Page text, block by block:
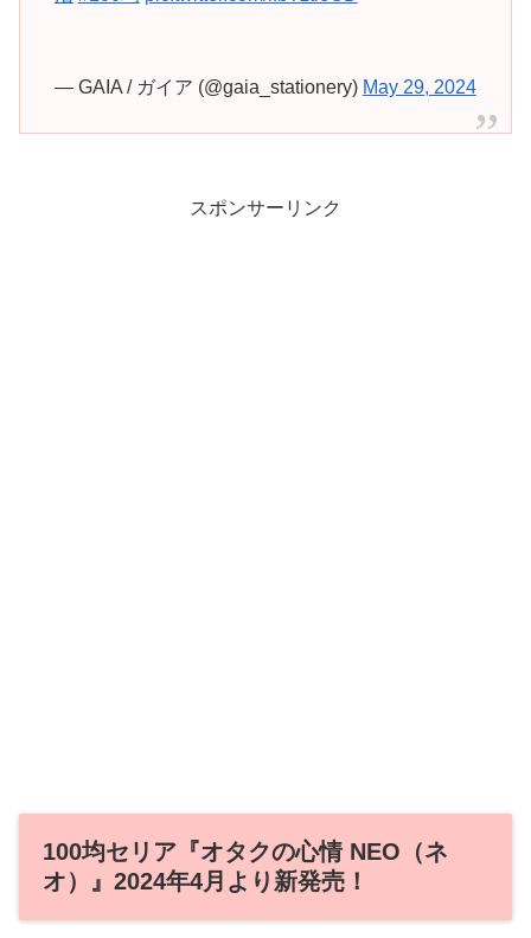
— GAIA / ガイア (@gaia_stationery) May 29, 2024
スポンサーリンク
100均セリア『オタクの心情 NEO（ネ
オ）』2024年4月より新発売！